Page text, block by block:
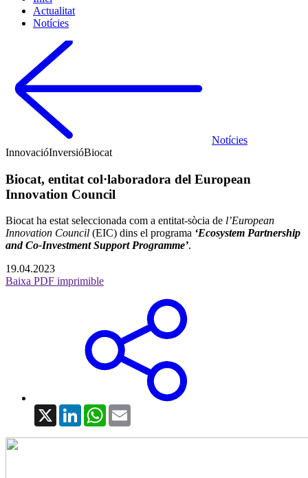
Actualitat
Notícies
Notícies
InnovacióInversióBiocat
Biocat, entitat col·laboradora del European
Innovation Council
Biocat ha estat seleccionada com a entitat-sòcia de l’European
Innovation Council (EIC) dins el programa ‘Ecosystem Partnership
and Co-Investment Support Programme’.
19.04.2023
Baixa PDF imprimible
X LinkedInWhatsApp